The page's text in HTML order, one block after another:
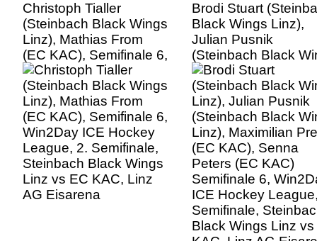
Christoph Tialler
(Steinbach Black Wings
Linz), Mathias From
(EC KAC), Semifinale 6,
Win2Day ICE Hockey
League, 2. Semifinale,
Steinbach Black Wings
Linz vs EC KAC, Linz
AG Eisarena
Brodi Stuart
Black Wings Linz),
Julian Pusnik
(Steinbach Black
Linz), Maximilian
(EC KAC), Senna
Peters (EC KAC)
Semifinale 6,
ICE Hockey
Semifinale,
Black Wings Linz vs
KAC, Linz AG